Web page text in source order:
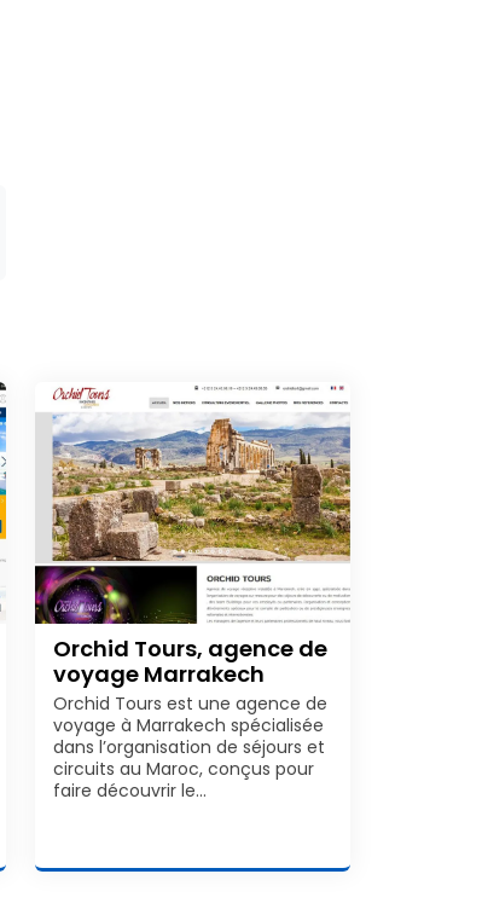
Orchid Tours, agence de
voyage Marrakech
Orchid Tours est une agence de
voyage à Marrakech spécialisée
dans l’organisation de séjours et
circuits au Maroc, conçus pour
faire découvrir le…